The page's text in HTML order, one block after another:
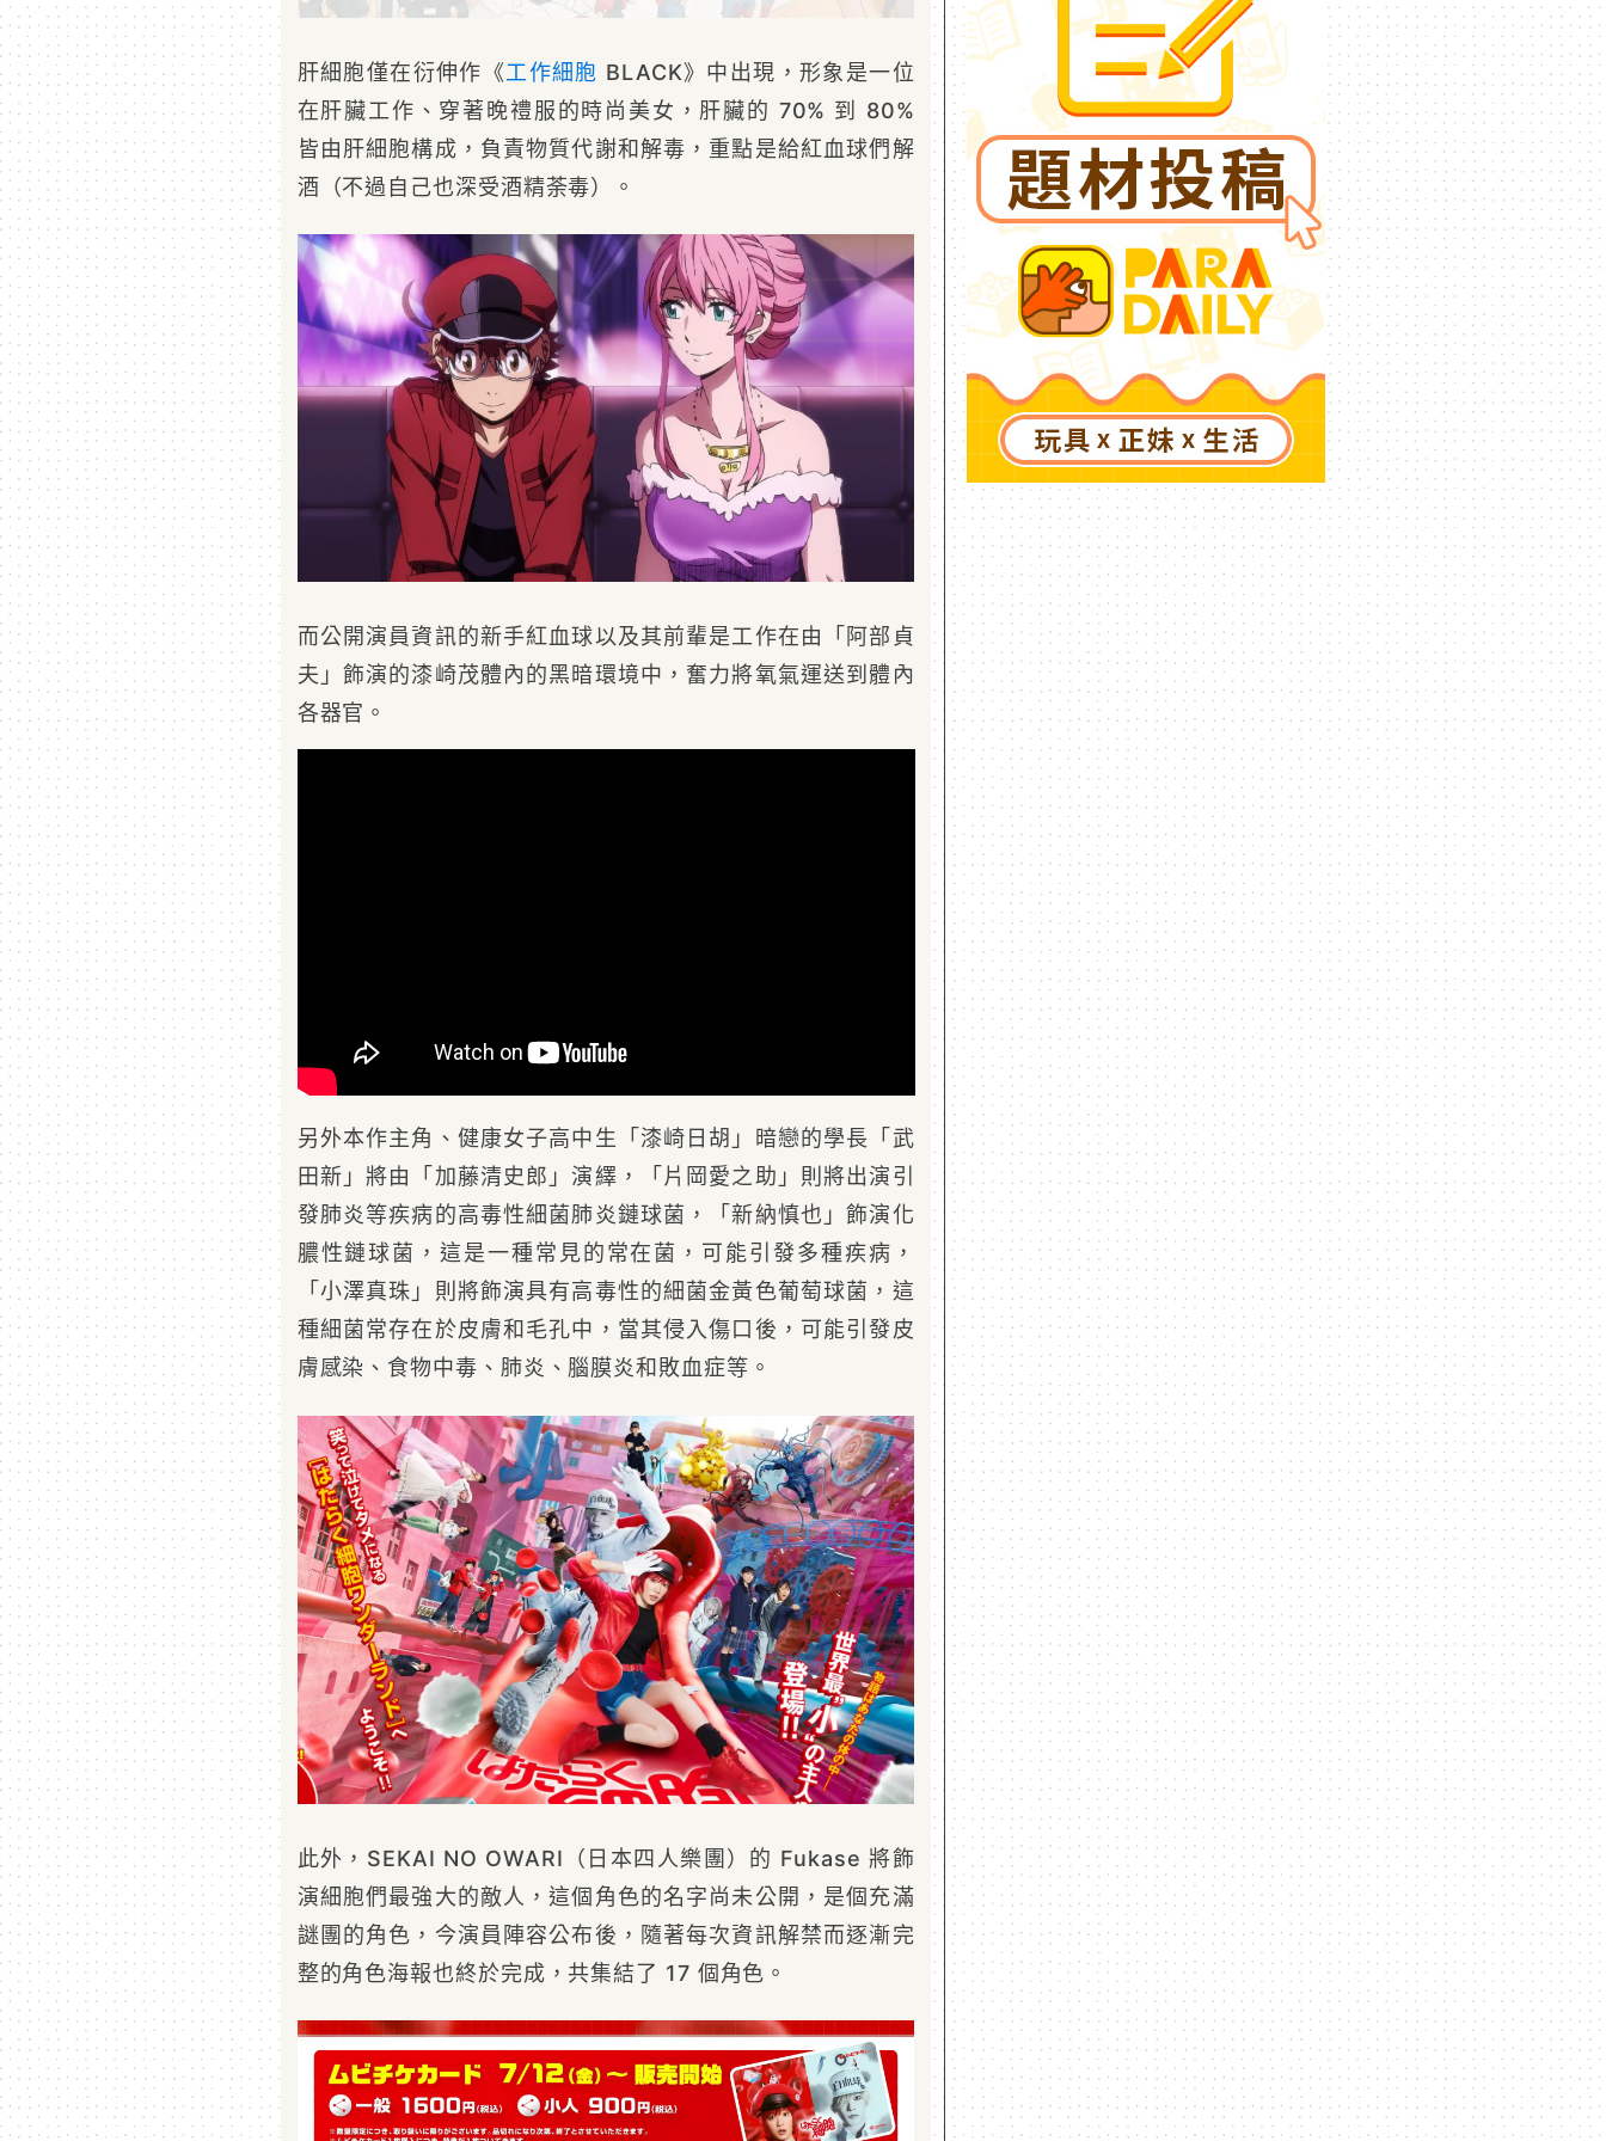
肝細胞僅在衍伸作《工作細胞 BLACK》中出現，形象是一位
在肝臟工作、穿著晚禮服的時尚美女，肝臟的 70% 到 80%
皆由肝細胞構成，負責物質代謝和解毒，重點是給紅血球們解
酒（不過自己也深受酒精荼毒）。
而公開演員資訊的新手紅血球以及其前輩是工作在由「阿部貞
夫」飾演的漆崎茂體內的黑暗環境中，奮力將氧氣運送到體內
各器官。
另外本作主角、健康女子高中生「漆崎日胡」暗戀的學長「武
田新」將由「加藤清史郎」演繹，「片岡愛之助」則將出演引
發肺炎等疾病的高毒性細菌肺炎鏈球菌，「新納慎也」飾演化
膿性鏈球菌，這是一種常見的常在菌，可能引發多種疾病，
「小澤真珠」則將飾演具有高毒性的細菌金黃色葡萄球菌，這
種細菌常存在於皮膚和毛孔中，當其侵入傷口後，可能引發皮
膚感染、食物中毒、肺炎、腦膜炎和敗血症等。
此外，SEKAI NO OWARI（日本四人樂團）的 Fukase 將飾
演細胞們最強大的敵人，這個角色的名字尚未公開，是個充滿
謎團的角色，今演員陣容公布後，隨著每次資訊解禁而逐漸完
整的角色海報也終於完成，共集結了 17 個角色。